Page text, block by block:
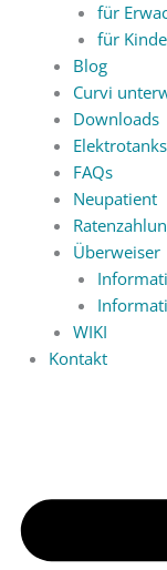
für
für
Blog
Curvi
Downloads
FAQs
Neupatient
Überweiser
WIKI
Kontakt